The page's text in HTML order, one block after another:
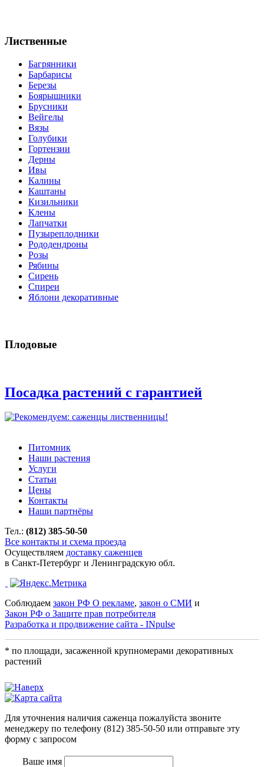
Лиственные
Багрянники
Барбарисы
Березы
Боярышники
Брусники
Вейгелы
Вязы
Голубики
Гортензии
Дерны
Ивы
Калины
Каштаны
Кизильники
Клены
Лапчатки
Пузыреплодники
Рододендроны
Розы
Рябины
Сирень
Спиреи
Яблони декоративные
Плодовые
Посадка растений с гарантией
Питомник
Наши растения
Услуги
Статьи
Цены
Контакты
Наши партнёры
Тел.: (812) 385-50-50
Все контакты и схема проезда
Осуществляем доставку саженцев
в Санкт-Петербург и Ленинградскую обл.
Соблюдаем закон РФ О рекламе, закон о СМИ и
Закон РФ о Защите прав потребителя
Разработка и продвижение сайта - INpulse
* по площади, засаженной крупномерами декоративных
растений
Для уточнения наличия саженца пожалуйста звоните
менеджеру по телефону (812) 385-50-50 или отправьте эту
форму с запросом
Ваше имя